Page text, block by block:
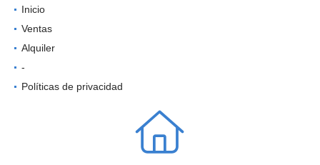
Inicio
Ventas
Alquiler
-
Políticas de privacidad